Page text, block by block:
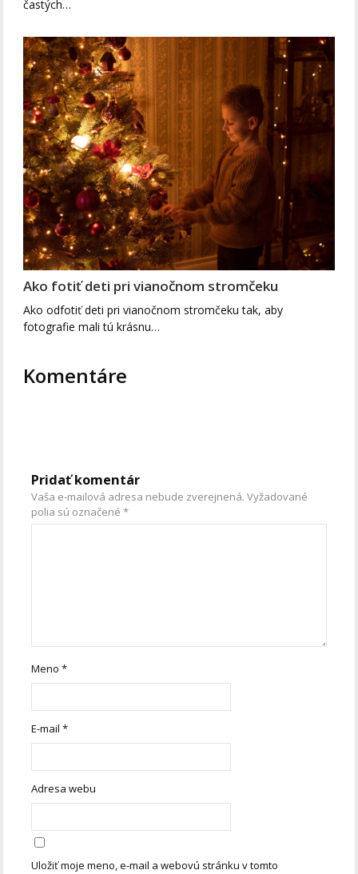
častých…
Ako fotiť deti pri vianočnom stromčeku
Ako odfotiť deti pri vianočnom stromčeku tak, aby
fotografie mali tú krásnu…
Komentáre
Pridať komentár
Vaša e-mailová adresa nebude zverejnená. Vyžadované
polia sú označené*
Meno*
E-mail*
Adresa webu
Uložiť moje meno, e-mail a webovú stránku v tomto